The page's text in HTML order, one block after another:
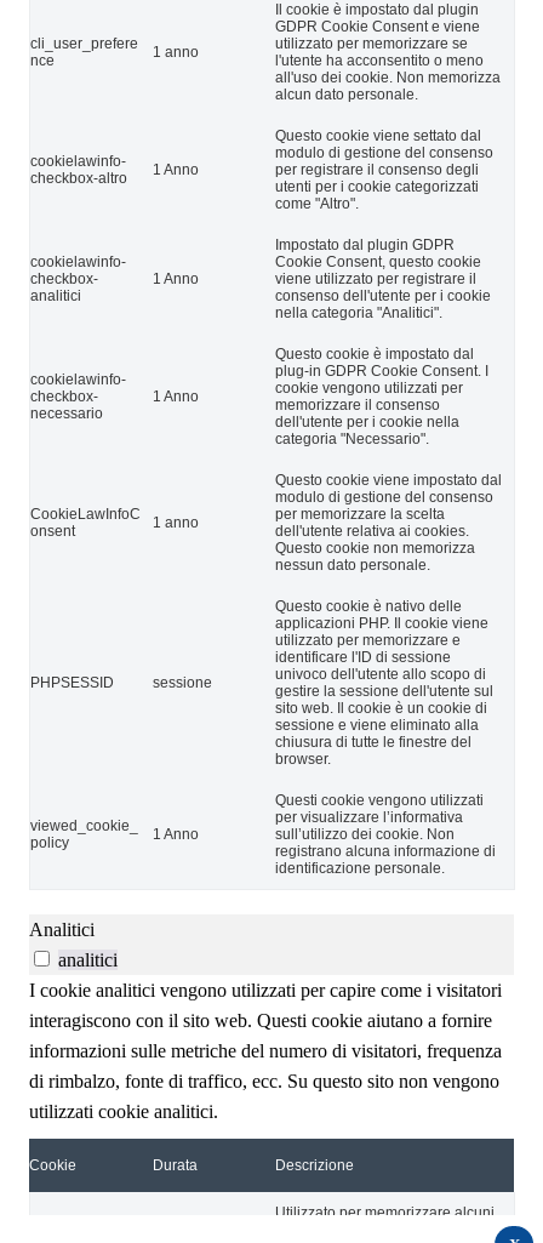
cli_user_prefere
nce
1 anno
Il cookie è impostato dal plugin
GDPR Cookie Consent e viene
utilizzato per memorizzare se
l'utente ha acconsentito o meno
all'uso dei cookie. Non memorizza
alcun dato personale.
cookielawinfo-
checkbox-altro
1 Anno
Questo cookie viene settato dal
modulo di gestione del consenso
per registrare il consenso degli
utenti per i cookie categorizzati
come "Altro".
cookielawinfo-
checkbox-
analitici
1 Anno
Impostato dal plugin GDPR
Cookie Consent, questo cookie
viene utilizzato per registrare il
consenso dell'utente per i cookie
nella categoria "Analitici".
cookielawinfo-
checkbox-
necessario
1 Anno
Questo cookie è impostato dal
plug-in GDPR Cookie Consent. I
cookie vengono utilizzati per
memorizzare il consenso
dell'utente per i cookie nella
categoria "Necessario".
CookieLawInfoC
onsent
1 anno
Questo cookie viene impostato dal
modulo di gestione del consenso
per memorizzare la scelta
dell'utente relativa ai cookies.
Questo cookie non memorizza
nessun dato personale.
PHPSESSID sessione
Questo cookie è nativo delle
applicazioni PHP. Il cookie viene
utilizzato per memorizzare e
identificare l'ID di sessione
univoco dell'utente allo scopo di
gestire la sessione dell'utente sul
sito web. Il cookie è un cookie di
sessione e viene eliminato alla
chiusura di tutte le finestre del
browser.
viewed_cookie_
policy
1 Anno
Questi cookie vengono utilizzati
per visualizzare l’informativa
sull’utilizzo dei cookie. Non
registrano alcuna informazione di
identificazione personale.
Analitici
analitici
I cookie analitici vengono utilizzati per capire come i visitatori
interagiscono con il sito web. Questi cookie aiutano a fornire
informazioni sulle metriche del numero di visitatori, frequenza
di rimbalzo, fonte di traffico, ecc. Su questo sito non vengono
utilizzati cookie analitici.
Cookie Durata Descrizione
Utilizzato per memorizzare alcuni